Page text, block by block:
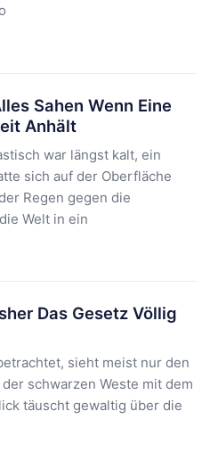
Sahen Wenn Eine
Anhält
war längst kalt, ein
sich auf der Oberfläche
Regen gegen die
Welt in ein
Das Gesetz Völlig
sieht meist nur den
schwarzen Weste mit dem
täuscht gewaltig über die